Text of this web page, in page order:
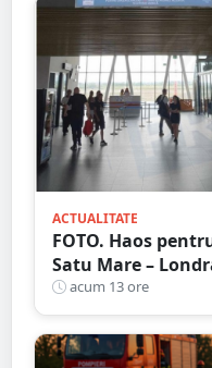
ACTUALITATE
FOTO. Haos
Satu Mare –
nouă întârziere.
acum 13 ore